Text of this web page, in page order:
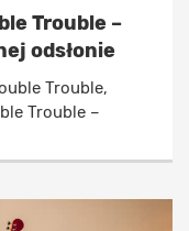
Trouble –
odsłonie
Trouble,
Trouble –